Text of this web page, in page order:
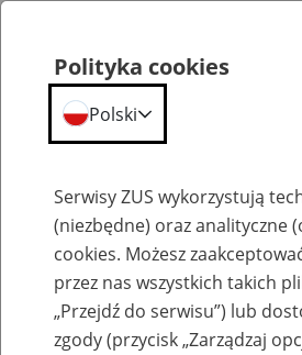
podana
Błąd
Polityka cookies
Polski
Serwisy ZUS wykorzystują
(niezbędne) oraz analityczne
cookies. Możesz
przez nas wszystkich takich
„Przejdź do serwisu”) lub
zgody (przycisk „Zarządzaj